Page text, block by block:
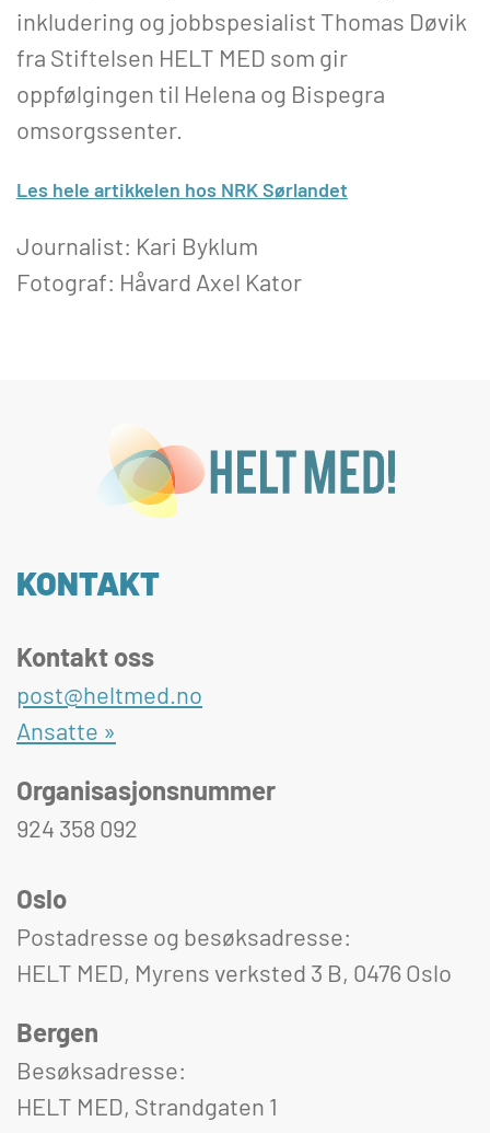
inkludering og jobbspesialist Thomas Døvik
fra Stiftelsen HELT MED som gir
oppfølgingen til Helena og Bispegra
omsorgssenter.
Les hele artikkelen hos NRK Sørlandet
Journalist: Kari Byklum
Fotograf: Håvard Axel Kator
KONTAKT
Kontakt oss
post@heltmed.no
Ansatte »
Organisasjonsnummer
924 358 092
Oslo
Postadresse og besøksadresse:
HELT MED, Myrens verksted 3 B, 0476 Oslo
Bergen
Besøksadresse:
HELT MED, Strandgaten 1